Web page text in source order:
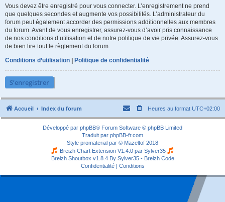
Vous devez être enregistré pour vous connecter. L’enregistrement ne prend
que quelques secondes et augmente vos possibilités. L’administrateur du
forum peut également accorder des permissions additionnelles aux membres
du forum. Avant de vous enregistrer, assurez-vous d’avoir pris connaissance
de nos conditions d’utilisation et de notre politique de vie privée. Assurez-vous
de bien lire tout le règlement du forum.
Conditions d’utilisation | Politique de confidentialité
S’enregistrer
Accueil Index du forum Heures au format UTC+02:00
Développé par phpBB® Forum Software © phpBB Limited
Traduit par phpBB-fr.com
Style promaterial par © Mazeltof 2018
Breizh Chart Extension V1.4.0 par Sylver35
Breizh Shoutbox v1.8.4 By Sylver35 - Breizh Code
Confidentialité| Conditions